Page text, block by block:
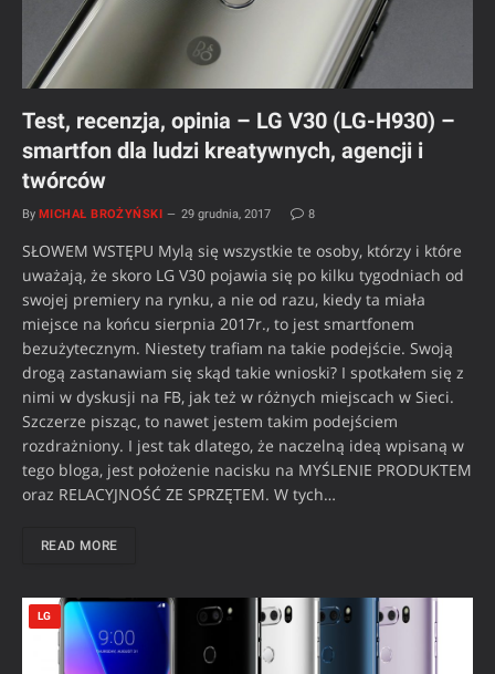
Test, recenzja, opinia – LG V30 (LG-H930) –
smartfon dla ludzi kreatywnych, agencji i
twórców
By MICHAŁ BROŻYŃSKI 29 grudnia, 2017 8
SŁOWEM WSTĘPU Mylą się wszystkie te osoby, którzy i które
uważają, że skoro LG V30 pojawia się po kilku tygodniach od
swojej premiery na rynku, a nie od razu, kiedy ta miała
miejsce na końcu sierpnia 2017r., to jest smartfonem
bezużytecznym. Niestety trafiam na takie podejście. Swoją
drogą zastanawiam się skąd takie wnioski? I spotkałem się z
nimi w dyskusji na FB, jak też w różnych miejscach w Sieci.
Szczerze pisząc, to nawet jestem takim podejściem
rozdrażniony. I jest tak dlatego, że naczelną ideą wpisaną w
tego bloga, jest położenie nacisku na MYŚLENIE PRODUKTEM
oraz RELACYJNOŚĆ ZE SPRZĘTEM. W tych…
READ MORE
LG